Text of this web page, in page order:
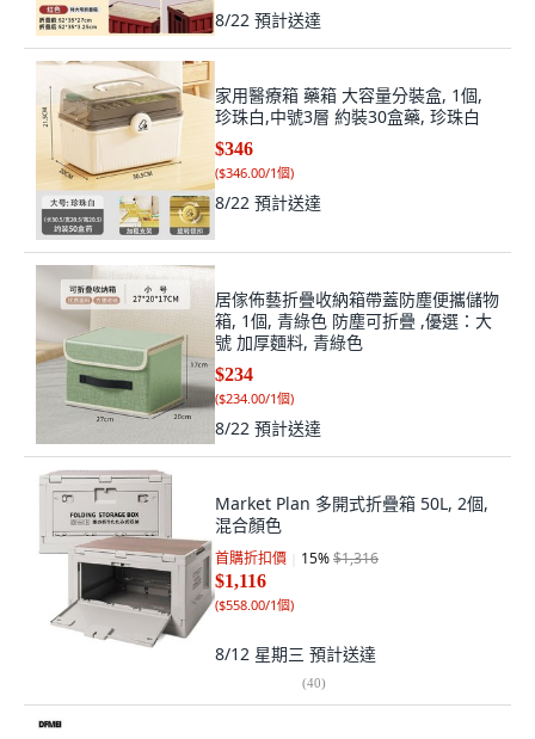
8/22 預計送達
家用醫療箱 藥箱 大容量分裝盒, 1個,
珍珠白,中號3層 約裝30盒藥, 珍珠白
$346
($346.00/1個)
8/22 預計送達
居傢佈藝折疊收納箱帶蓋防塵便攜儲物
箱, 1個, 青綠色 防塵可折疊 ,優選：大
號 加厚麵料, 青綠色
$234
($234.00/1個)
8/22 預計送達
Market Plan 多開式折疊箱 50L, 2個,
混合顏色
首購折扣價 15%$1,316
$1,116
($558.00/1個)
8/12 星期三 預計送達
(40)